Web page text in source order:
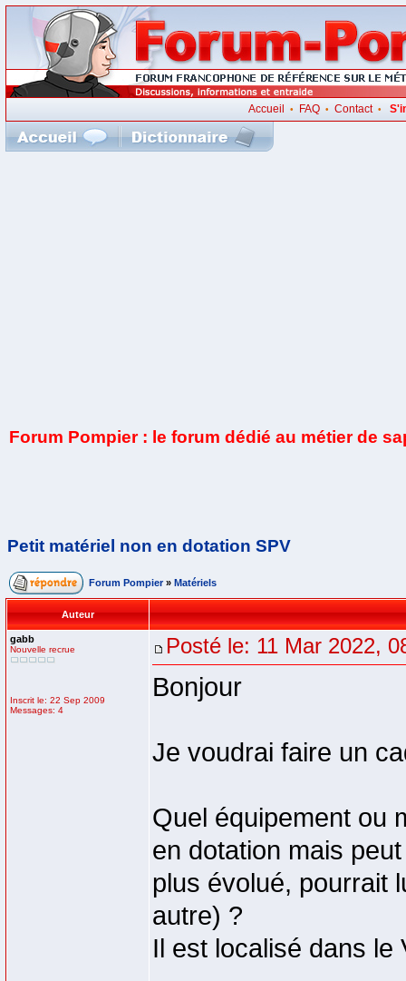
Accueil • FAQ• Contact•
Forum Pompier : le forum dédié au métier de
Petit matériel non en dotation SPV
Forum Pompier » Matériels
Auteur
gabb
Nouvelle recrue
Inscrit le: 22 Sep 2009
Messages: 4
Posté le: 11 Mar 2022,
Bonjour
Je voudrai faire un
Quel équipement ou
en dotation mais
plus évolué, pourrait
autre) ?
Il est localisé dans le